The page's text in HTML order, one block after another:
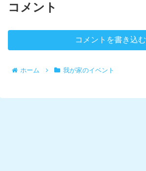
コメント
コメントを書き込む
ホーム 我が家のイベント